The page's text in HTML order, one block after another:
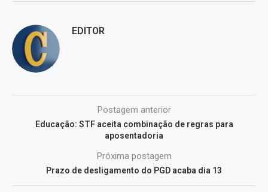
EDITOR
Postagem anterior
Educação: STF aceita combinação de regras para
aposentadoria
Próxima postagem
Prazo de desligamento do PGD acaba dia 13